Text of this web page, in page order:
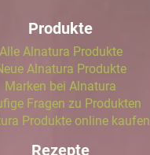
Produkte
Alle Alnatura Produkte
Alnatura Produkte
Marken bei Alnatura
Fragen zu Produkten
Produkte online kaufen
Rezepte